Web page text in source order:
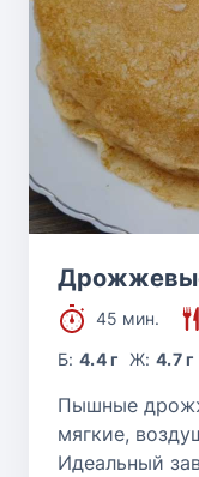
45 мин.
Б:4.4 г Ж: 4.7 г
Пышные
мягкие,
Идеальный